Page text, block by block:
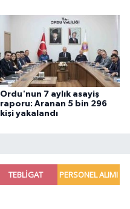
Ordu'nun 7 aylık asayiş
raporu: Aranan 5 bin 296
kişi yakalandı